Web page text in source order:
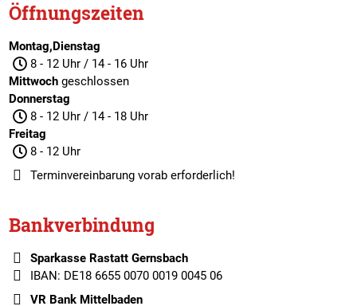
Öffnungszeiten
Montag,Dienstag
8 - 12 Uhr / 14 - 16 Uhr
Mittwochgeschlossen
Donnerstag
8 - 12 Uhr / 14 - 18 Uhr
Freitag
8 - 12 Uhr
Terminvereinbarungvorab erforderlich!
Bankverbindung
Sparkasse Rastatt Gernsbach
IBAN: DE18 6655 0070 0019 0045 06
VR Bank Mittelbaden